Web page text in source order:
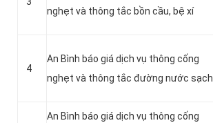
nghẹt và thông tắc bồn cầu, bệ xí
4
An Bình báo giá dịch vụ thông cống
nghẹt và thông tắc đường nước sạch
An Bình báo giá dịch vụ thông cống